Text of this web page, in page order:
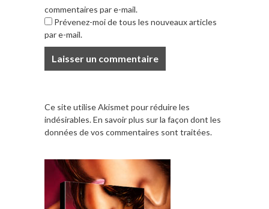
commentaires par e-mail.
Prévenez-moi de tous les nouveaux articles
par e-mail.
Ce site utilise Akismet pour réduire les
indésirables.En savoir plus sur la façon dont les
données de vos commentaires sont traitées.